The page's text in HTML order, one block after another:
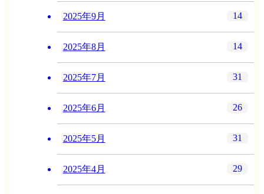
2025年9月 14
2025年8月 14
2025年7月 31
2025年6月 26
2025年5月 31
2025年4月 29